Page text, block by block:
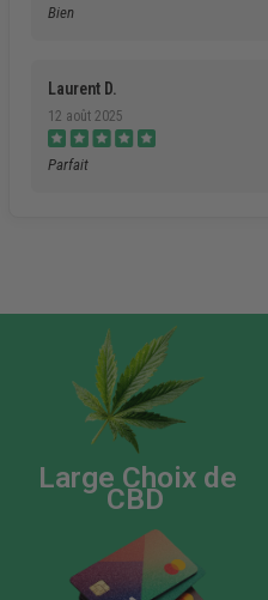
Bien
Laurent D.
12 août 2025
Parfait
Large Choix de
CBD